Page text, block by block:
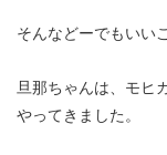
そんなどーでもいい
旦那ちゃんは、モヒ
やってきました。